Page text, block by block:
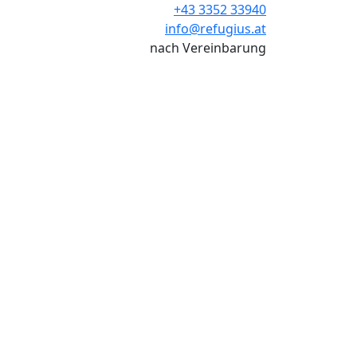
+43 3352 33940
info@refugius.at
nach Vereinbarung